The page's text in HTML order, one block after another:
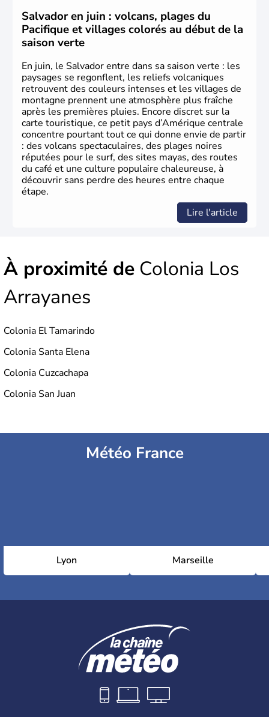
Salvador en juin : volcans, plages du
Pacifique et villages colorés au début de la
saison verte
En juin, le Salvador entre dans sa saison verte : les
paysages se regonflent, les reliefs volcaniques
retrouvent des couleurs intenses et les villages de
montagne prennent une atmosphère plus fraîche
après les premières pluies. Encore discret sur la
carte touristique, ce petit pays d’Amérique centrale
concentre pourtant tout ce qui donne envie de partir
: des volcans spectaculaires, des plages noires
réputées pour le surf, des sites mayas, des routes
du café et une culture populaire chaleureuse, à
découvrir sans perdre des heures entre chaque
étape.
Lire l'article
À proximité de Colonia Los
Arrayanes
Colonia El Tamarindo
Colonia Santa Elena
Colonia Cuzcachapa
Colonia San Juan
Météo France
Lyon Marseille